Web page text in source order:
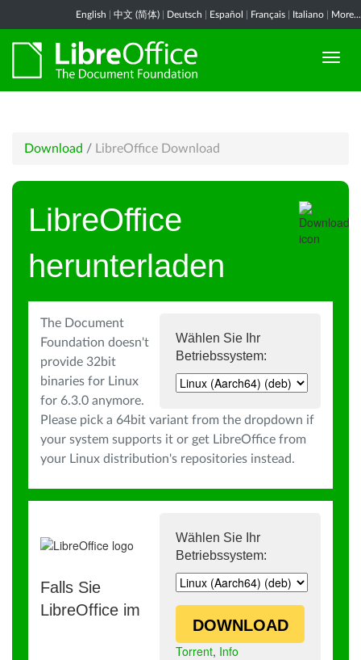
English 中文 (简体) Deutsch Español Français Italiano More...
Download / LibreOffice Download
LibreOffice
herunterladen
Wählen Sie Ihr
Betriebssystem:
The Document
Foundation doesn't
provide 32bit
binaries for Linux
for 6.3.0 anymore.
Please pick a 64bit variant from the dropdown if
your system supports it or get LibreOffice from
your Linux distribution's repositories instead.
Wählen Sie Ihr
Betriebssystem:
DOWNLOAD
Torrent, Info
Falls Sie
LibreOffice im